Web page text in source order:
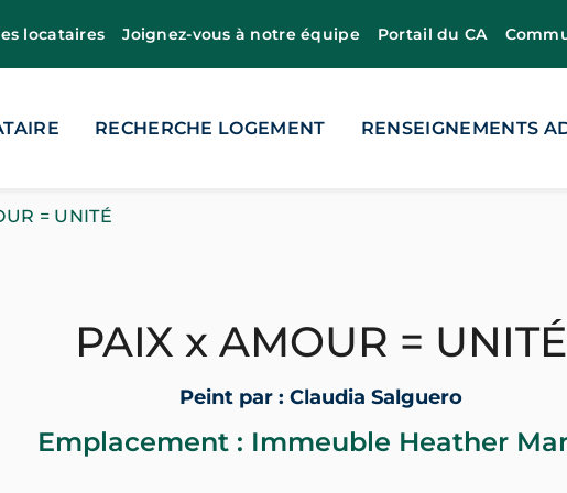
locataires Joignez-vous à notre équipe Portail du CA
RECHERCHE LOGEMENT RENSEIGNEMENTS
= UNITÉ
PAIX x AMOUR = UNITÉ
Peint par : Claudia Salguero
Emplacement : Immeuble Heather